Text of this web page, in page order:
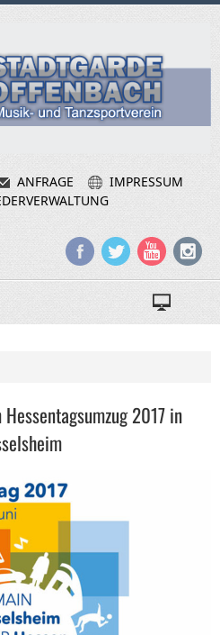
ANFRAGE
IMPRESSUM
2017 in